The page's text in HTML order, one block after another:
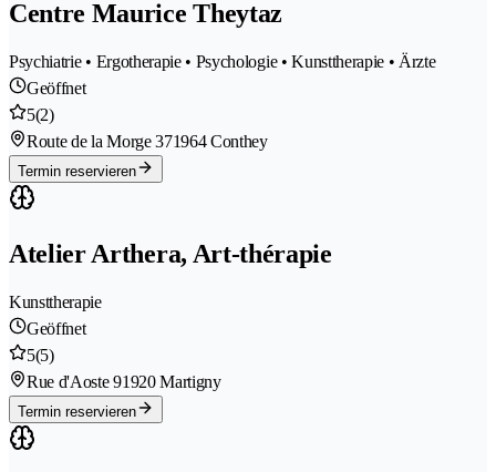
Centre Maurice Theytaz
Psychiatrie • Ergotherapie • Psychologie • Kunsttherapie • Ärzte
Geöffnet
5(2)
Route de la Morge 371964 Conthey
Termin reservieren
Atelier Arthera, Art-thérapie
Kunsttherapie
Geöffnet
5(5)
Rue d'Aoste 91920 Martigny
Termin reservieren